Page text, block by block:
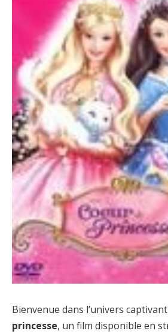
Bienvenue dans l’univers captivant
princesse, un film disponible en